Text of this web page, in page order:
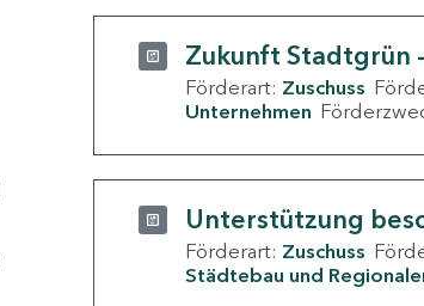
Zukunft Stadtgrün
Förderart: Zuschuss
Unternehmen
Unterstützung
Förderart: Zuschuss
Städtebau und